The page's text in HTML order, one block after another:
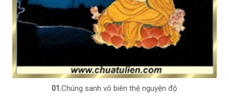
01.Chúng sanh vô biên thệ nguyện độ